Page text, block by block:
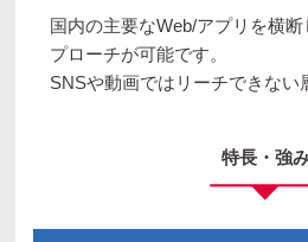
国内の主要なWeb/アプリを横
プローチが可能です。
SNSや動画ではリーチできない
特長・強